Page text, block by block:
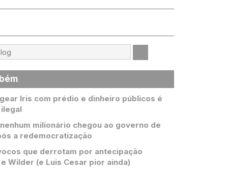
Iris com prédio e dinheiro públicos é
milionário chegou ao governo de
a redemocratização
que derrotam por antecipação
Wilder (e Luis Cesar pior ainda)